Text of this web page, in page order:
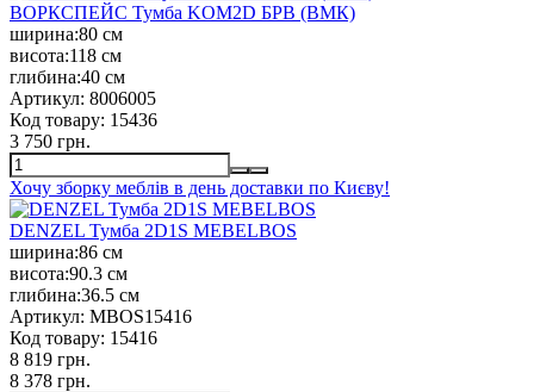
ВОРКСПЕЙС Тумба KOM2D БРВ (ВМК)
ширина:80 см
висота:118 см
глибина:40 см
Артикул: 8006005
Код товару: 15436
3 750 грн.
Хочу зборку меблів в день доставки по Києву!
DENZEL Тумба 2D1S MEBELBOS
ширина:86 см
висота:90.3 см
глибина:36.5 см
Артикул: MBOS15416
Код товару: 15416
8 819 грн.
8 378 грн.